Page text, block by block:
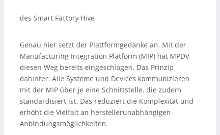
des Smart Factory Hive
Genau hier setzt der Plattformgedanke an. Mit der
Manufacturing Integration Platform (MIP) hat MPDV
diesen Weg bereits eingeschlagen. Das Prinzip
dahinter: Alle Systeme und Devices kommunizieren
mit der MIP über je eine Schnittstelle, die zudem
standardisiert ist. Das reduziert die Komplexität und
erhöht die Vielfalt an herstellerunabhängigen
Anbindungsmöglichkeiten.